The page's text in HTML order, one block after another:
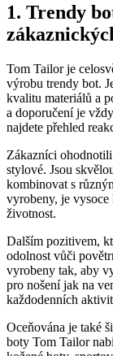
1. ⁢Trendy
Tom Tailor je
⁣výrobu trendy bot.
kvalitu materiálů ​a
a doporučení je
najdete​ přehled
Zákazníci
stylové. Jsou
kombinovat s
vyrobeny,‍ je
⁣životnost.
Dalším pozitivem,
odolnost⁣ vůči
vyrobeny ⁣tak,⁣ aby
pro nošení jak na
každodenních
Oceňována je ​také
boty ⁣Tom Tailor